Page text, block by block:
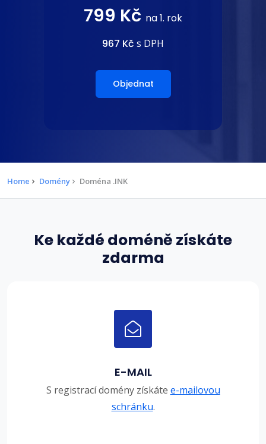
799 Kč na 1. rok
967 Kč s DPH
Objednat
Home Domény Doména .INK
Ke každé doméně získáte
zdarma
E-MAIL
S registrací domény získáte e-mailovou
schránku.